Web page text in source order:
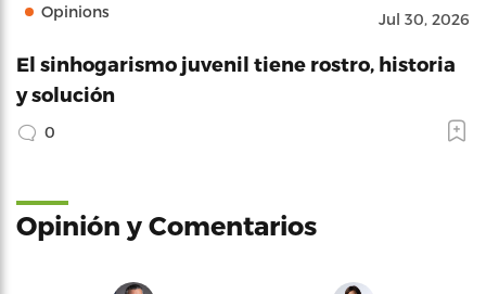
Opinions Jul 30, 2026
El sinhogarismo juvenil tiene rostro, historia
y solución
0
Opinión y Comentarios